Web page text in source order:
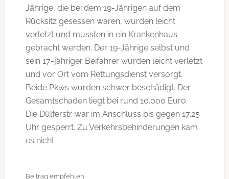
Jährige, die bei dem 19-Jährigen auf dem
Rücksitz gesessen waren, wurden leicht
verletzt und mussten in ein Krankenhaus
gebracht werden. Der 19-Jährige selbst und
sein 17-jähriger Beifahrer wurden leicht verletzt
und vor Ort vom Rettungsdienst versorgt.
Beide Pkws wurden schwer beschädigt. Der
Gesamtschaden liegt bei rund 10.000 Euro.
Die Dülferstr. war im Anschluss bis gegen 17.25
Uhr gesperrt. Zu Verkehrsbehinderungen kam
es nicht.
Beitrag empfehlen